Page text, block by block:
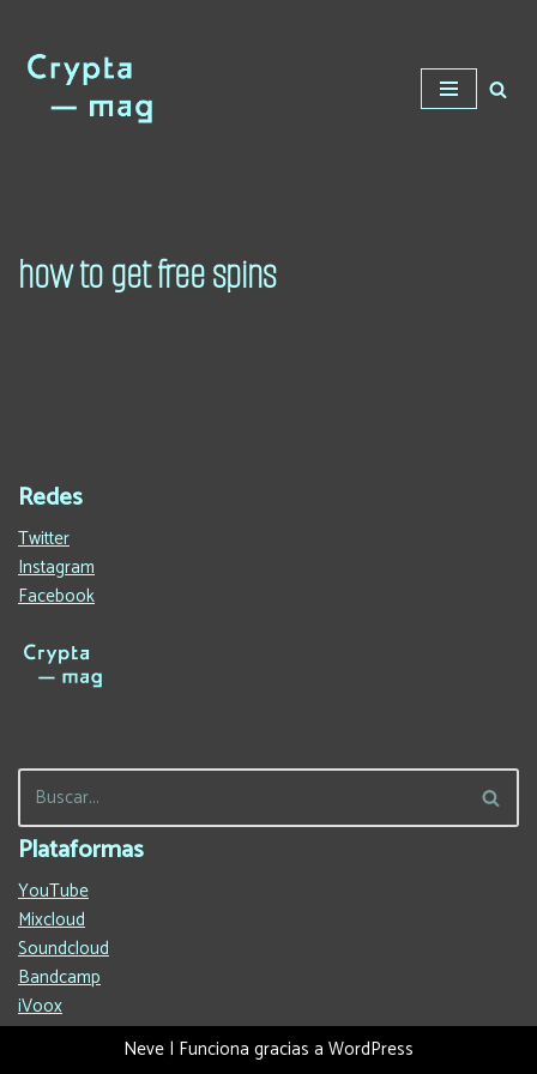
Saltar
contenido
how to get free spins
Redes
Twitter
Instagram
Facebook
Plataformas
YouTube
Mixcloud
Soundcloud
Bandcamp
iVoox
Neve | Funciona gracias a WordPress